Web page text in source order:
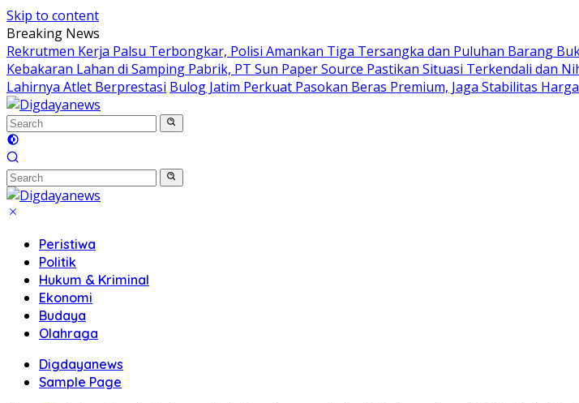
Skip to content
Breaking News
Rekrutmen Kerja Palsu Terbongkar, Polisi Amankan Tiga Tersangka dan Puluhan Barang
Kebakaran Lahan di Samping Pabrik, PT Sun Paper Source Pastikan Situasi Terkendali dan
Lahirnya Atlet Berprestasi Bulog Jatim Perkuat Pasokan Beras Premium, Jaga Stabilitas
Peristiwa
Politik
Hukum & Kriminal
Ekonomi
Budaya
Olahraga
Digdayanews
Sample Page